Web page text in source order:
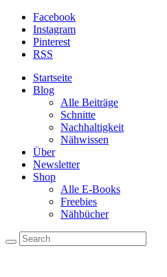
Facebook
Instagram
Pinterest
RSS
Startseite
Blog
Alle Beiträge
Schnitte
Nachhaltigkeit
Nähwissen
Über
Newsletter
Shop
Alle E-Books
Freebies
Nähbücher